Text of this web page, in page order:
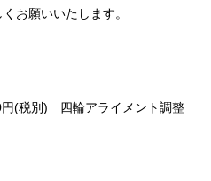
お願いいたします。
(税別) 四輪アライメント調整